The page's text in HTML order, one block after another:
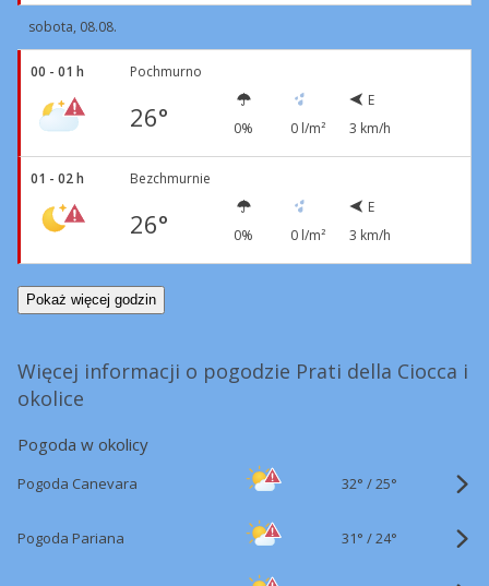
sobota, 08.08.
00 - 01 h Pochmurno
26° 0% 0 l/m²
E
3 km/h
01 - 02 h Bezchmurnie
26° 0% 0 l/m²
E
3 km/h
Pokaż więcej godzin
Więcej informacji o pogodzie Prati della Ciocca i
okolice
Pogoda w okolicy
Pogoda Canevara 32° /25°
Pogoda Pariana 31° /24°